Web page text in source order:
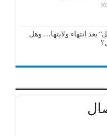
بعد انتهاء ولايتها… وهل